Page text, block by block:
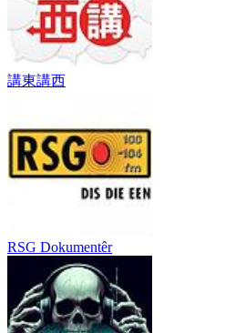
講東講西
RSG Dokumentêr